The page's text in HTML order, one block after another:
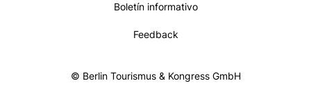
Boletín informativo
Feedback
© Berlin Tourismus & Kongress GmbH